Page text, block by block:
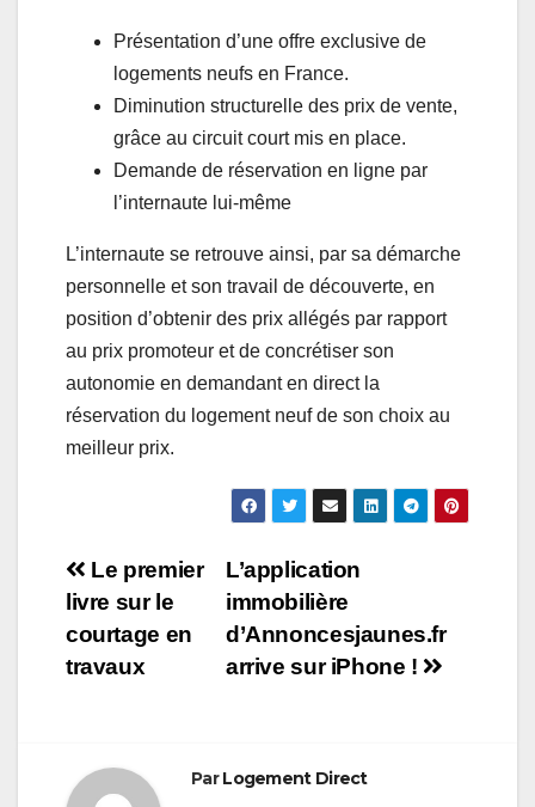
Présentation d’une offre exclusive de
logements neufs en France.
Diminution structurelle des prix de vente,
grâce au circuit court mis en place.
Demande de réservation en ligne par
l’internaute lui-même
L’internaute se retrouve ainsi, par sa démarche
personnelle et son travail de découverte, en
position d’obtenir des prix allégés par rapport
au prix promoteur et de concrétiser son
autonomie en demandant en direct la
réservation du logement neuf de son choix au
meilleur prix.
Navigation
de
l’article
L’application
immobilière
d’Annoncesjaunes.fr
arrive sur iPhone !
Le premier
livre sur le
courtage en
travaux
ParLogement Direct